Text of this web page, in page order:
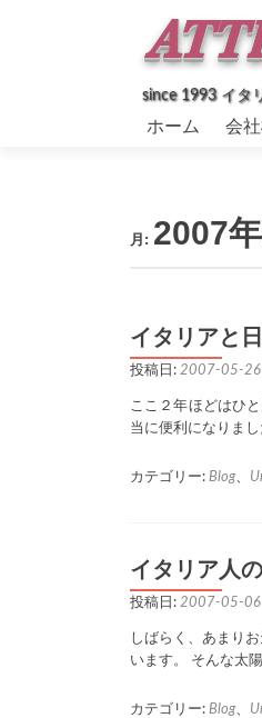
since 1993 イタ
ス
ホーム 会
月: 2007
イタリアと
投稿日: 2007-05-26
ここ２年ほどはひ
当に便利になりま
カテゴリー: Blog、
イタリア人
投稿日: 2007-05-06
しばらく、あまり
います。 そんな太
カテゴリー: Blog、